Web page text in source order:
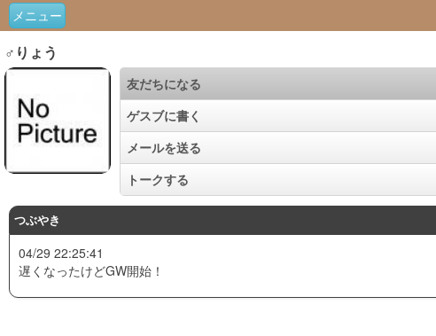
メニュー
♂りょう
友だちになる
ゲスブに書く
メールを送る
トークする
つぶやき
04/29 22:25:41
遅くなったけどGW開始！